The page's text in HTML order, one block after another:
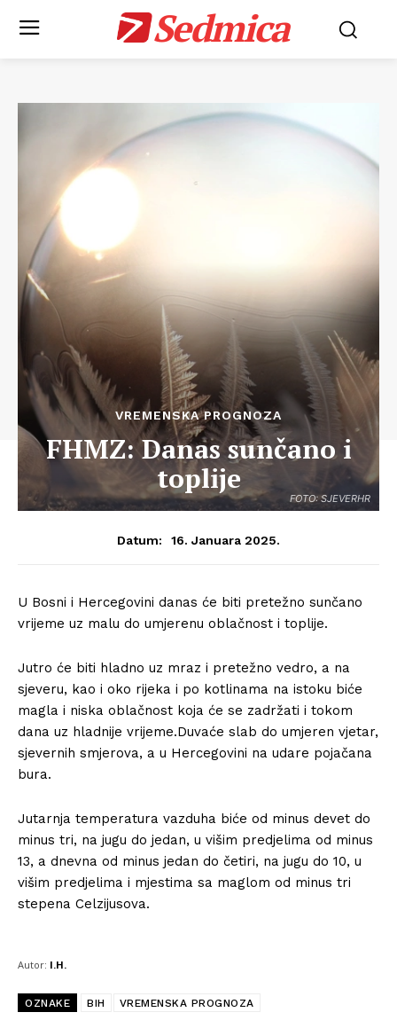
Sedmica
FOTO: SJEVERHR
VREMENSKA PROGNOZA
FHMZ: Danas sunčano i
toplije
Datum: 16. Januara 2025.
U Bosni i Hercegovini danas će biti pretežno sunčano
vrijeme uz malu do umjerenu oblačnost i toplije.
Jutro će biti hladno uz mraz i pretežno vedro, a na
sjeveru, kao i oko rijeka i po kotlinama na istoku biće
magla i niska oblačnost koja će se zadržati i tokom
dana uz hladnije vrijeme.Duvaće slab do umjeren vjetar,
sjevernih smjerova, a u Hercegovini na udare pojačana
bura.
Jutarnja temperatura vazduha biće od minus devet do
minus tri, na jugu do jedan, u višim predjelima od minus
13, a dnevna od minus jedan do četiri, na jugu do 10, u
višim predjelima i mjestima sa maglom od minus tri
stepena Celzijusova.
Autor: I.H.
OZNAKE BIH VREMENSKA PROGNOZA